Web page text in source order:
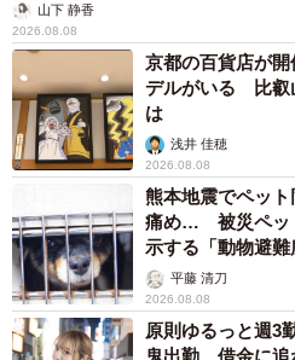
山下 静香
2026.08.08
京都の百貨店が
デルがいる 比叡
は
浅井 佳穂
2026.08.08
熊本地震でペッ
痛め… 被災ペッ
示する「動物避
平藤 清刀
2026.08.08
原則ゆるっと週3
鬼出勤 借金に追